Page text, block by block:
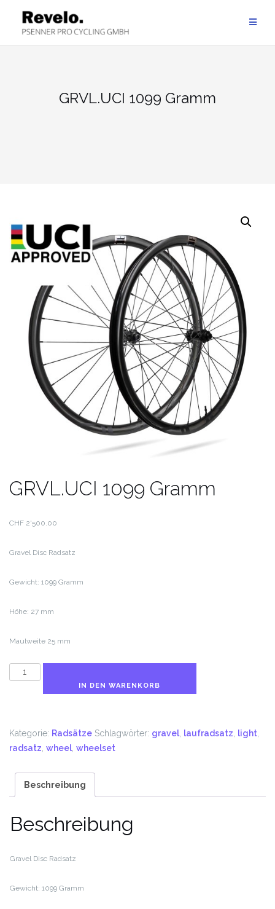
Inhalt
springen
GRVL.UCI 1099 Gramm
GRVL.UCI 1099 Gramm
CHF 2'500.00
Gravel Disc Radsatz
Gewicht: 1099 Gramm
Höhe: 27 mm
Maulweite 25 mm
GRVL.UCI
IN DEN WARENKORB
Kategorie: Radsätze Schlagwörter: gravel laufradsatz light
radsatz wheel wheelset
Beschreibung
Beschreibung
Gravel Disc Radsatz
Gewicht: 1099 Gramm